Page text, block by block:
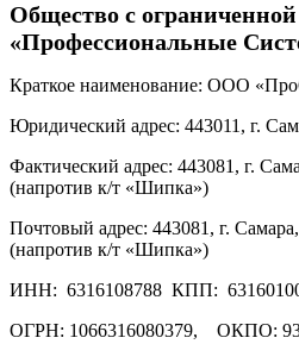
Общество с
«Профессиональные
Краткое наименование: ООО
Юридический адрес: 443011, г.
Фактический адрес: 443081, г.
(напротив к/т «Шипка»)
Почтовый адрес: 443081, г.
(напротив к/т «Шипка»)
ИНН: 6316108788 КПП:
ОГРН: 1066316080379, ОКПО: